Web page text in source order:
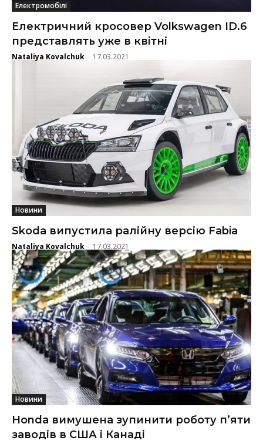
Електромобілі
Електричний кросовер Volkswagen ID.6
представлять уже в квітні
Nataliya Kovalchuk - 17.03.2021
Новини
Skoda випустила ралійну версію Fabia
Nataliya Kovalchuk - 17.03.2021
Новини
Honda вимушена зупинити роботу п’яти
заводів в США і Канаді